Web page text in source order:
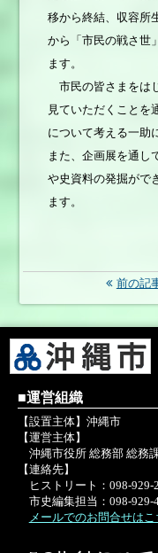
移から終結、収容所
から「市民の戦さ世
ます。
市民の皆さまをは
見ていただくことを
について考える一助
また、企画展を通し
や史資料の発掘がで
ます。
前の記
■運営組織
【設置主体】沖縄市
【運営主体】
沖縄市役所 総務部 総務
【連絡先】
ヒストリート：098-929-
市史編集担当：098-929-
メールでのお問合せはこ